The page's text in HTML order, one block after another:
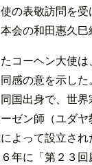
の表敬訪問を
会の和田惠久巳
コーヘン大使
感の意を示し
国出身で、世
ゼン師（ユダ
よって設立さ
年に「第２３回